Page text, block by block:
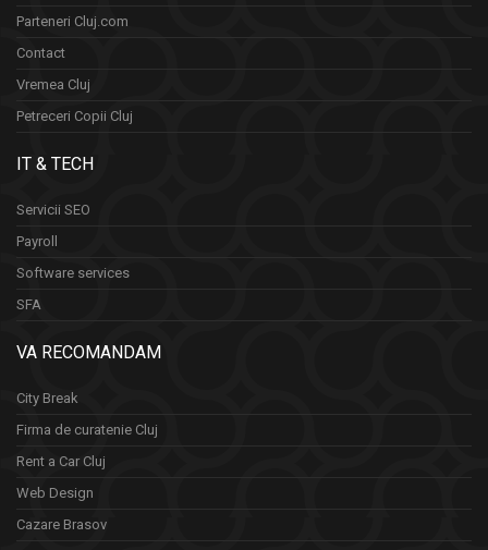
Parteneri Cluj.com
Contact
Vremea Cluj
Petreceri Copii Cluj
IT & TECH
Servicii SEO
Payroll
Software services
SFA
VA RECOMANDAM
City Break
Firma de curatenie Cluj
Rent a Car Cluj
Web Design
Cazare Brasov